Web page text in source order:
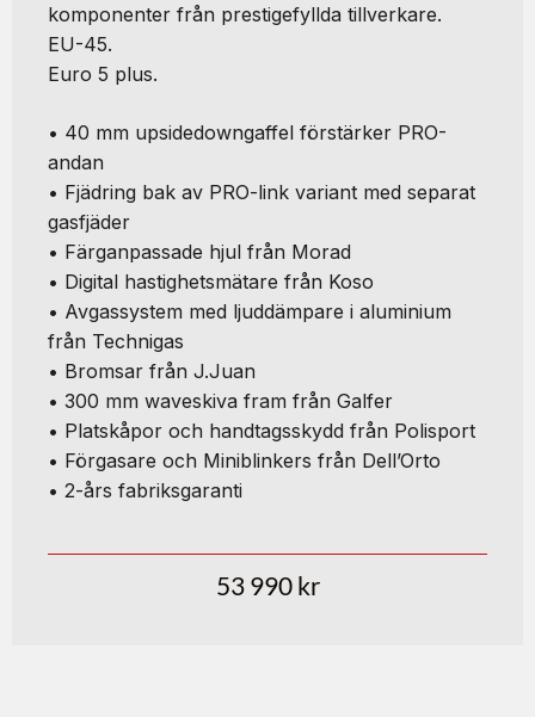
komponenter från prestigefyllda tillverkare.
EU-45.
Euro 5 plus.
• 40 mm upsidedowngaffel förstärker PRO-
andan
• Fjädring bak av PRO-link variant med separat
gasfjäder
• Färganpassade hjul från Morad
• Digital hastighetsmätare från Koso
• Avgassystem med ljuddämpare i aluminium
från Technigas
• Bromsar från J.Juan
• 300 mm waveskiva fram från Galfer
• Platskåpor och handtagsskydd från Polisport
• Förgasare och Miniblinkers från Dell’Orto
• 2-års fabriksgaranti
53 990 kr